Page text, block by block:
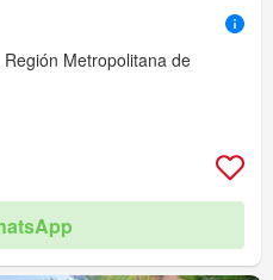
Metropolitana de